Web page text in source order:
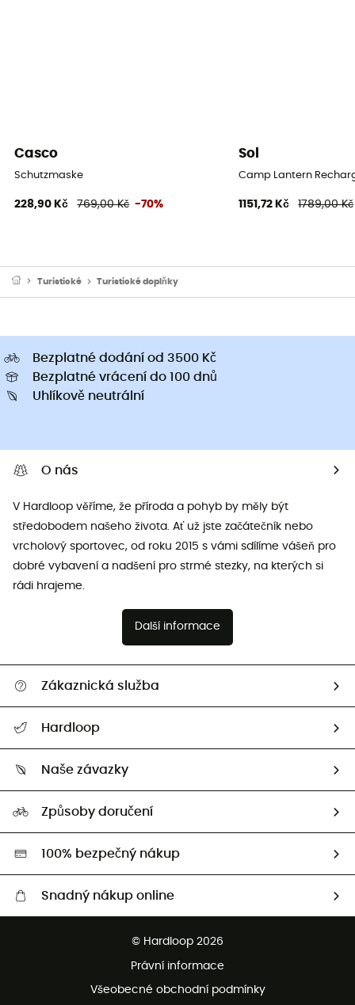
Casco
Schutzmaske
228,90 Kč 769,00 Kč -70%
Sol
Camp Lantern
1151,72 Kč 1789,00 Kč
Turistické Turistické doplňky
Bezplatné dodání od 3500 Kč
Bezplatné vrácení do 100 dnů
Uhlíkově neutrální
O nás
V Hardloop věříme, že příroda a pohyb by měly být
středobodem našeho života. Ať už jste začátečník nebo
vrcholový sportovec, od roku 2015 s vámi sdílíme vášeň pro
dobré vybavení a nadšení pro strmé stezky, na kterých si
rádi hrajeme.
Další informace
Zákaznická služba
Vrácení zboží a peněz
Hardloop
Naši Ambasadoři
Naše závazky
Second hand
HardGreen
Způsoby doručení
100% bezpečný nákup
Snadný nákup online
Bezplatné vrácení do 100 dnů
Bezplatná zákaznická služba
© Hardloop 2026
Právní informace
Všeobecné obchodní podmínky